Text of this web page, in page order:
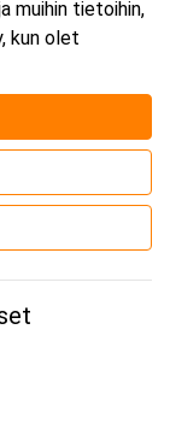
/ 00380 Helsinki
muihin tietoihin,
kun olet